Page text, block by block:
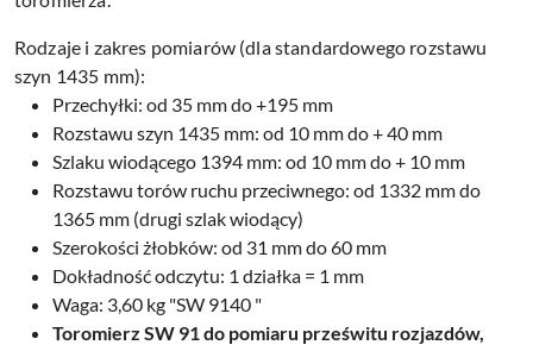
Rodzaje i zakres pomiarów (dla standardowego rozstawu
szyn 1435 mm):
Przechyłki: od 35 mm do +195 mm
Rozstawu szyn 1435 mm: od 10 mm do + 40 mm
Szlaku wiodącego 1394 mm: od 10 mm do + 10 mm
Rozstawu torów ruchu przeciwnego: od 1332 mm do
1365 mm (drugi szlak wiodący)
Szerokości żłobków: od 31 mm do 60 mm
Dokładność odczytu: 1 działka = 1 mm
Waga: 3,60 kg "SW 9140 "
Toromierz SW 91 do pomiaru prześwitu rozjazdów,